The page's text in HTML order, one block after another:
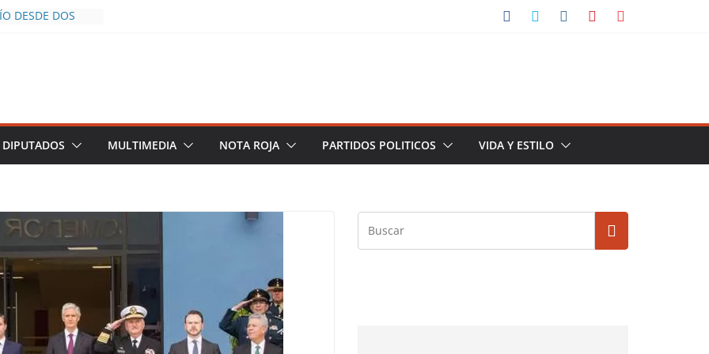
DESDE DOS
AL INFLUENCER
EN
A LAS
TERMINA
DE
PLAN
DIPUTADOS MULTIMEDIA NOTA ROJA PARTIDOS POLITICOS VIDA Y ESTILO